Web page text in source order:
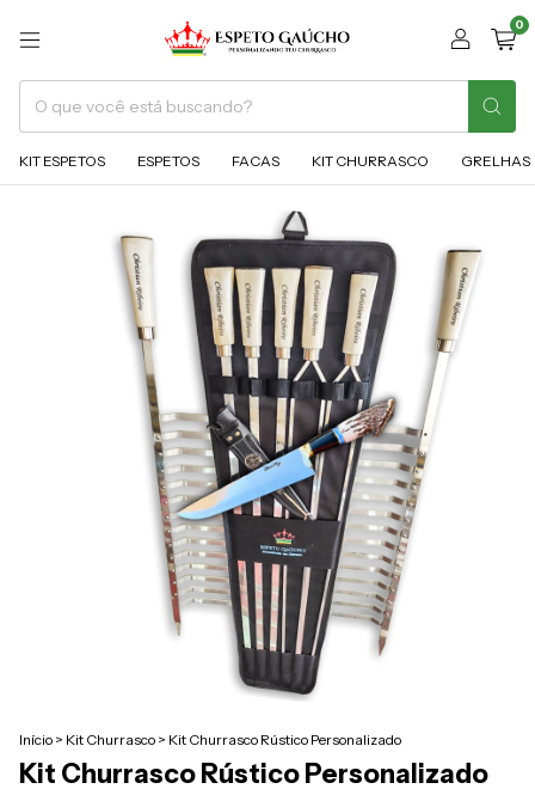
0
KIT ESPETOS ESPETOS FACAS KIT CHURRASCO GRELHAS
Início > Kit Churrasco > Kit Churrasco Rústico Personalizado
Kit Churrasco Rústico Personalizado